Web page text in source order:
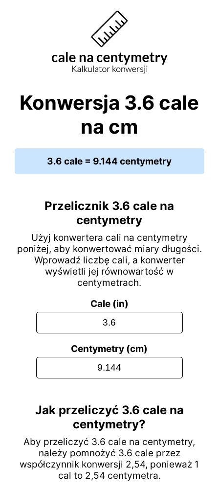
Konwersja 3.6 cale
na cm
3.6 cale = 9.144 centymetry
Przelicznik 3.6 cale na
centymetry
Użyj konwertera cali na centymetry
poniżej, aby konwertować miary długości.
Wprowadź liczbę cali, a konwerter
wyświetli jej równowartość w
centymetrach.
Cale (in)
Centymetry (cm)
Jak przeliczyć 3.6 cale na
centymetry?
Aby przeliczyć 3.6 cale na centymetry,
należy pomnożyć 3.6 cale przez
współczynnik konwersji 2,54, ponieważ 1
cal to 2,54 centymetra.